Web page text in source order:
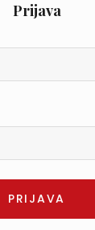
Prijava